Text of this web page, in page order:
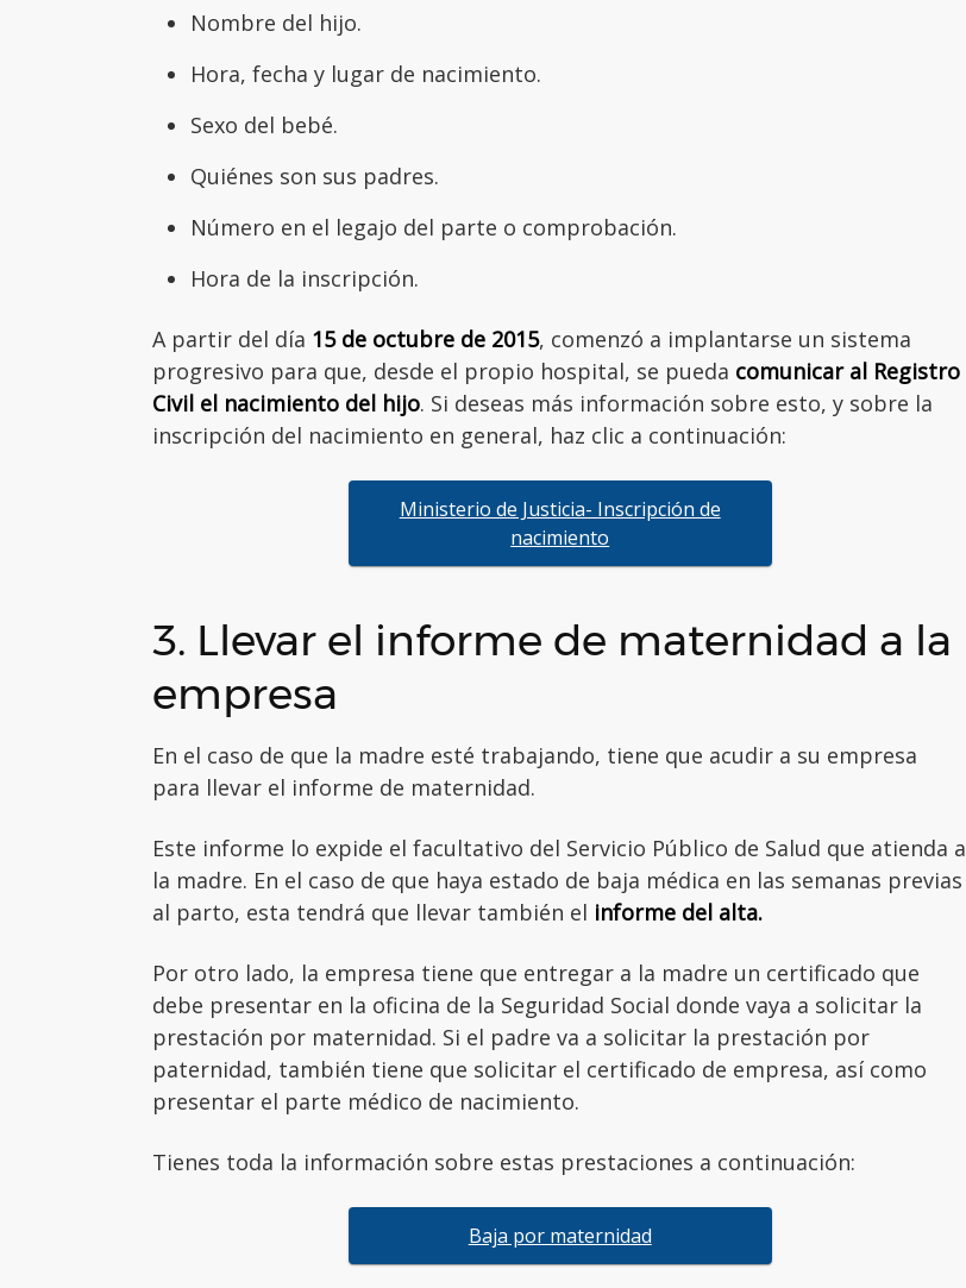
Nombre del hijo.
Hora, fecha y lugar de nacimiento.
Sexo del bebé.
Quiénes son sus padres.
Número en el legajo del parte o comprobación.
Hora de la inscripción.
A partir del día 15 de octubre de 2015, comenzó a implantarse un sistema
progresivo para que, desde el propio hospital, se pueda comunicar al Registro
Civil el nacimiento del hijo. Si deseas más información sobre esto, y sobre la
inscripción del nacimiento en general, haz clic a continuación:
Ministerio de Justicia- Inscripción de
nacimiento
3. Llevar el informe de maternidad a la
empresa
En el caso de que la madre esté trabajando, tiene que acudir a su empresa
para llevar el informe de maternidad.
Este informe lo expide el facultativo del Servicio Público de Salud que atienda a
la madre. En el caso de que haya estado de baja médica en las semanas previas
al parto, esta tendrá que llevar también el informe del alta.
Por otro lado, la empresa tiene que entregar a la madre un certificado que
debe presentar en la oficina de la Seguridad Social donde vaya a solicitar la
prestación por maternidad. Si el padre va a solicitar la prestación por
paternidad, también tiene que solicitar el certificado de empresa, así como
presentar el parte médico de nacimiento.
Tienes toda la información sobre estas prestaciones a continuación:
Baja por maternidad